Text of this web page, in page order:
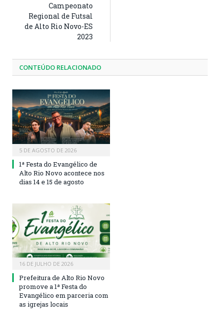
Campeonato
Regional de Futsal
de Alto Rio Novo-ES
2023
CONTEÚDO RELACIONADO
5 DE AGOSTO DE 2026
1ª Festa do Evangélico de
Alto Rio Novo acontece nos
dias 14 e 15 de agosto
16 DE JULHO DE 2026
Prefeitura de Alto Rio Novo
promove a 1ª Festa do
Evangélico em parceria com
as igrejas locais